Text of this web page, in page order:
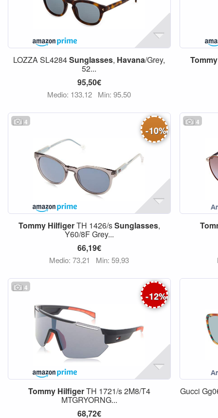
LOZZA SL4284Sunglasses, Havana/Grey,
52...
95,50€
Medio: 133,12 Min: 95,50
Tommy
4
-10%
Tommy HilfigerTH 1426/sSunglasses,
Y60/8F Grey...
66,19€
Medio: 73,21 Min: 59,93
4
4
-12%
Tommy HilfigerTH 1721/s 2M8/T4
MTGRYORNG...
68,72€
Gucci